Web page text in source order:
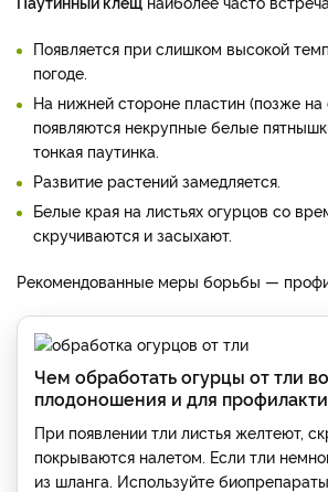
Появляется при слишком высокой
погоде.
На нижней стороне пластин (позже на
появляются некрупные белые
тонкая паутинка.
Развитие растений замедляется.
Белые края на листьях огурцов со
скручиваются и засыхают.
Рекомендованные меры борьбы —
Чем обработать огурцы от тли
плодоношения и для
При появлении тли листья желтеют,
покрываются налетом. Если тли
из шланга. Используйте